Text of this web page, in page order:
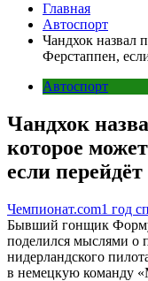
Главная
Автоспорт
Чандхок назвал
Ферстаппен,
Автоспорт
Чандхок
которое
если
Чемпионат.com1 год
Бывший гонщик
поделился мыслями о
нидерландского
в немецкую команду